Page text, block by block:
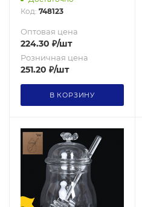
Код: 748123
Оптовая цена
224.30 ₽/шт
Розничная цена
251.20 ₽/шт
В КОРЗИНУ